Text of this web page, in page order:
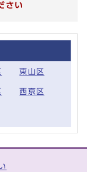
さい
東山区
西京区